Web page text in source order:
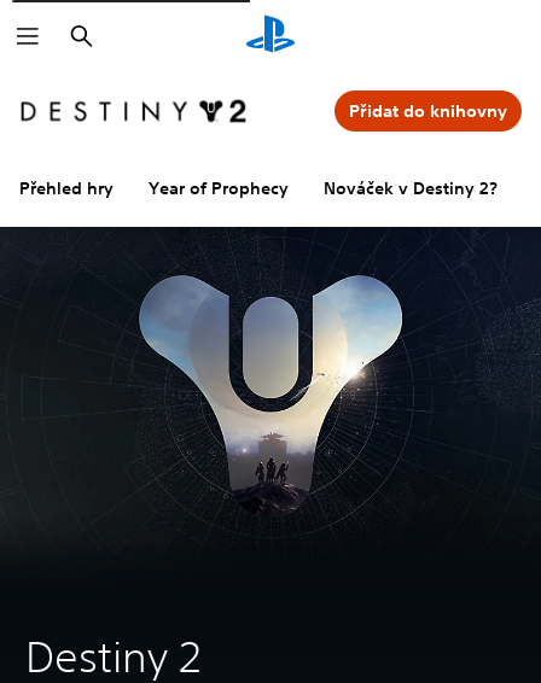
Vyhledat
Přehled hry Year of Prophecy Nováček v Destiny 2?
Přidat do knihovny
Destiny 2